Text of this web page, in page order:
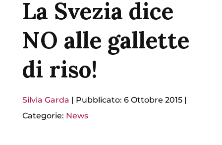
La Svezia dice
NO alle gallette
di riso!
Silvia Garda | Pubblicato: 6 Ottobre 2015|
Categorie: News